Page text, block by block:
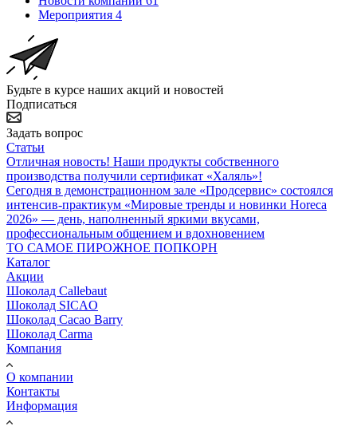
Мероприятия 4
Будьте в курсе наших акций и новостей
Подписаться
Задать вопрос
Статьи
Отличная новость! Наши продукты собственного
производства получили сертификат «Халяль»!
Сегодня в демонстрационном зале «Продсервис» состоялся
интенсив-практикум «Мировые тренды и новинки Horeca
2026» — день, наполненный яркими вкусами,
профессиональным общением и вдохновением
ТО САМОЕ ПИРОЖНОЕ ПОПКОРН
Каталог
Акции
Шоколад Callebaut
Шоколад SICAO
Шоколад Cacao Barry
Шоколад Carma
Компания
О компании
Контакты
Информация